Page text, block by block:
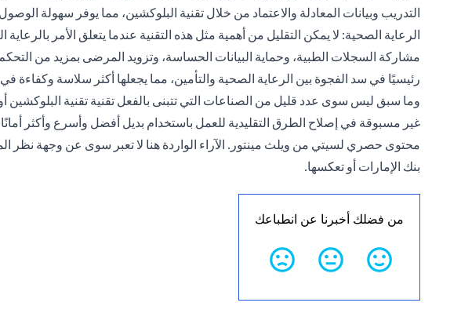
التدريب وبيانات المعادلة والاعتماد من خلال تقنية البلوكشين، مما يوفر سهولة
الرعاية الصحية: لا يمكن التقليل من أهمية مثل هذه التقنية عندما يتعلق الأمر
مشاركة السجلات الطبية، وحماية البيانات الحساسة، وتزويد المرضى بمزيد من
رئيسيًا في سد الفجوة بين الرعاية الصحية والتأمين، مما يجعلها أكثر سلاسة وكفاءة
وما سبق ليس سوى عدد قليل من الصناعات التي تتبنى بالفعل تقنية تقنية البلوكشين
غير مسبوقة في إصلاح الطرق التقليدية للعمل باستخدام بديل أفضل وأسرع وأكثر
محتوى حصري لسيتي من ويلث مينتور. الآراء الواردة هنا لا تعبر سوى عن وجهة نظر
بنك الإمارات أو تعكسها.
من فضلك أخبرنا عن انطباعك